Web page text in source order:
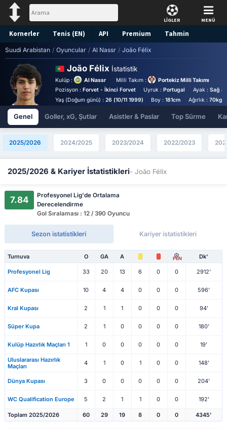
LİGLER MENÜ
Kornerler Tenis (EN) API Premium Tahmin
Suudi Arabistan / Oyuncular / Al Nassr / João Félix
João Félix İstatistik
Kulüp : Al Nassr Milli Takım :
Portekiz Milli Takımı
Pozisyon : Forvet - İkinci Forvet Uyruk :Portugal Ayak : Sağ
Yaş (Doğum günü) : 26 (10/11 1999) Boy :181cm Ağırlık : 70kg
Genel Goller, xG, Şutlar Asistler & Paslar Top Sürme
2025/2026 2024/2025 2023/2024 2022/2023
2025/2026 & Kariyer İstatistikleri- João Félix
7.84
Profesyonel Lig'de Ortalama
Derecelendirme
Gol Sıralaması : 12 / 390 Oyuncu
Sezon istatistikleri Kariyer istatistikleri
Turnuva O GA A PEN Dk'
Profesyonel Lig 33 20 13 6 0 0 2912'
AFC Kupası 10 4 4 0 0 0 596'
Kral Kupası 2 1 1 0 0 0 94'
Süper Kupa 2 1 0 0 0 0 180'
Kulüp Hazırlık Maçları 1 1 0 0 0 0 0 19'
Uluslararası Hazırlık
Maçları
4 1 0 1 0 0 148'
Dünya Kupası 3 0 0 0 0 0 204'
WC Qualification Europe 5 2 1 1 0 0 192'
Toplam 2025/2026 60 29 19 8 0 0 4345'